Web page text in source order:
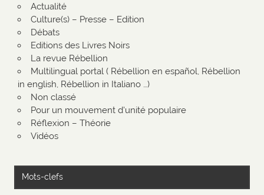
Actualité
Culture(s) – Presse – Edition
Débats
Editions des Livres Noirs
La revue Rébellion
Multilingual portal ( Rébellion en español, Rébellion
in english, Rébellion in Italiano …)
Non classé
Pour un mouvement d'unité populaire
Réflexion – Théorie
Vidéos
Mots-clefs